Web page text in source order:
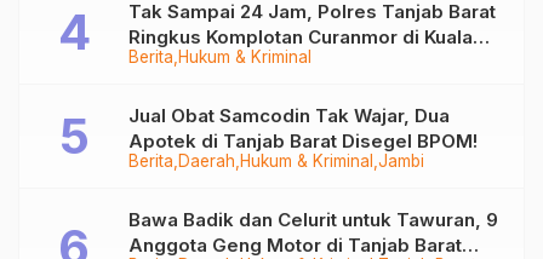
Berita Hukum & Kriminal
Tak Sampai 24 Jam, Polres Tanjab Barat
Ringkus Komplotan Curanmor di Kuala
Tungkal
Berita Daerah Hukum & Kriminal Jambi
Jual Obat Samcodin Tak Wajar, Dua
Apotek di Tanjab Barat Disegel BPOM!
Bawa Badik dan Celurit untuk Tawuran, 9
Anggota Geng Motor di Tanjab Barat